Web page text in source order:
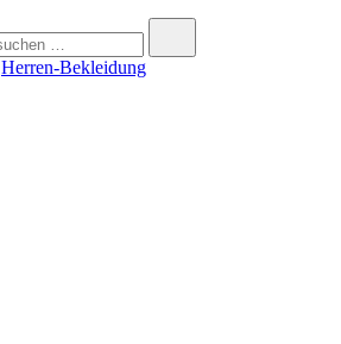
Herren-Bekleidung